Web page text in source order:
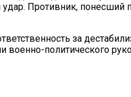
Противник, понесший
за
военно-политического